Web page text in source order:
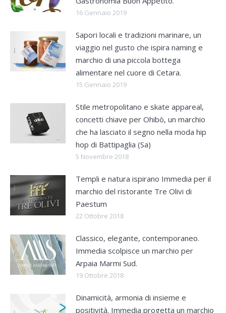
16 Gennaio 2019
Sapori locali e tradizioni marinare, un
viaggio nel gusto che ispira naming e
marchio di una piccola bottega
alimentare nel cuore di Cetara.
15 Gennaio 2019
Stile metropolitano e skate appareal,
concetti chiave per Ohibò, un marchio
che ha lasciato il segno nella moda hip
hop di Battipaglia (Sa)
5 Novembre 2018
Templi e natura ispirano Immedia per il
marchio del ristorante Tre Olivi di
Paestum
22 Ottobre 2018
Classico, elegante, contemporaneo.
Immedia scolpisce un marchio per
Arpaia Marmi Sud.
19 Ottobre 2018
Dinamicità, armonia di insieme e
positività. Immedia progetta un marchio